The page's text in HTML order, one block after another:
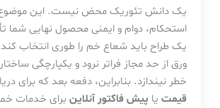
یک دانش تئوریک محض نیست. این موضوع
استحکام، دوام و ایمنی محصول نهایی شما
یک طراح باید شعاع خم را طوری انتخاب
ورق از حد مجاز فراتر نرود و یکپارچگی
خطر نیندازد. بنابراین، دفعه بعد که برای
قیمتیا پیش فاکتور آنلاینبرای خدمات